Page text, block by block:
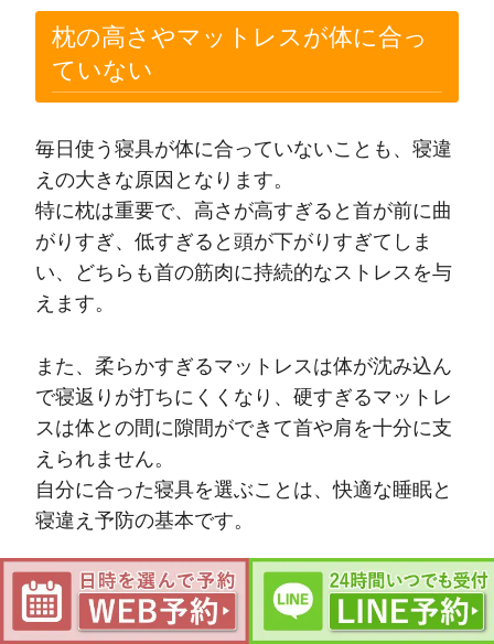
枕の高さやマットレスが体に合っ
ていない
毎日使う寝具が体に合っていないことも、寝違
えの大きな原因となります。
特に枕は重要で、高さが高すぎると首が前に曲
がりすぎ、低すぎると頭が下がりすぎてしま
い、どちらも首の筋肉に持続的なストレスを与
えます。
また、柔らかすぎるマットレスは体が沈み込ん
で寝返りが打ちにくくなり、硬すぎるマットレ
スは体との間に隙間ができて首や肩を十分に支
えられません。
自分に合った寝具を選ぶことは、快適な睡眠と
寝違え予防の基本です。
過労やストレスによる首周りの筋
肉の緊張